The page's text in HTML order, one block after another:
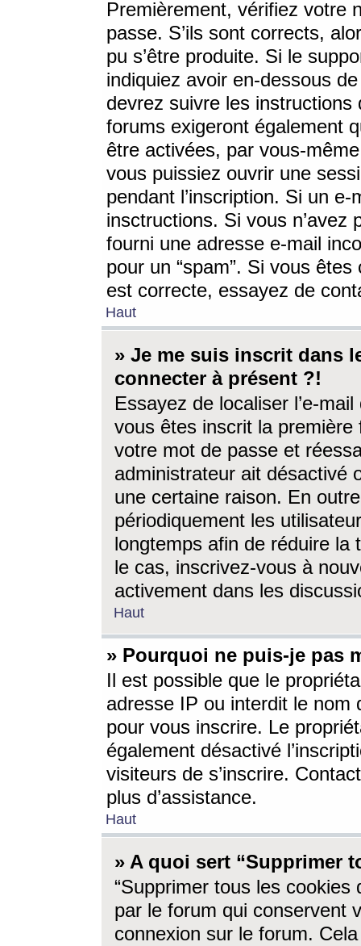
Premièrement, vérifiez votre
passe. S’ils sont corrects,
pu s’être produite. Si le
indiquiez avoir en-dessous
devrez suivre les
forums exigeront également
être activées, par vous-
vous puissiez ouvrir une
pendant l’inscription. Si un
insctructions. Si vous n’avez
fourni une adresse e-mail
pour un “spam”. Si vous
est correcte, essayez de
Haut
» Je me suis inscrit dans
connecter à présent ?!
Essayez de localiser l’e-
vous êtes inscrit la première
votre mot de passe et
administrateur ait désactivé
une certaine raison. En
périodiquement les
longtemps afin de réduire la
le cas, inscrivez-vous à
activement dans les
Haut
» Pourquoi ne puis-je pas
Il est possible que le
adresse IP ou interdit le nom
pour vous inscrire. Le
également désactivé
visiteurs de s’inscrire.
plus d’assistance.
Haut
» A quoi sert “Supprimer
“Supprimer tous les cookies
par le forum qui conservent
connexion sur le forum.